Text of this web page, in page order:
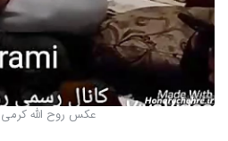
عکس روح الله